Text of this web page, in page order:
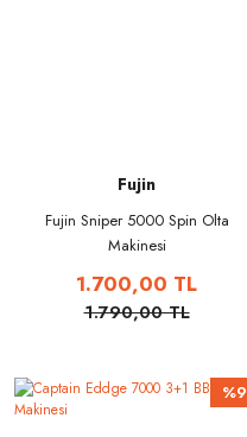
Fujin
Fujin Sniper 5000 Spin Olta
Makinesi
1.700,00 TL
1.790,00 TL
%9